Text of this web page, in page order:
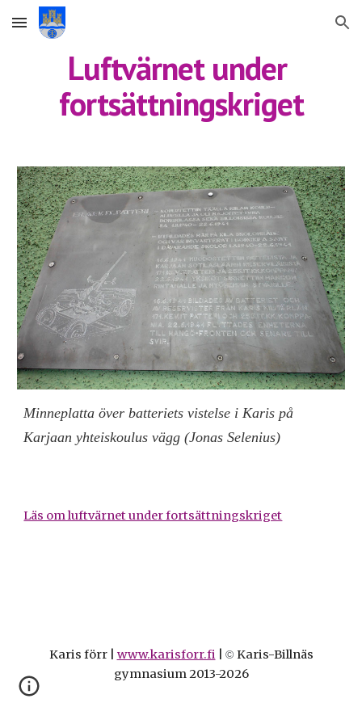
Skip to main content Skip to navigation
Luftvärnet under
fortsättningskriget
Minneplatta över batteriets vistelse i Karis på
Karjaan yhteiskoulus vägg (Jonas Selenius)
Läs om luftvärnet under fortsättningskriget
Karis förr | www.karisforr.fi| © Karis-Billnäs
gymnasium 2013-2026